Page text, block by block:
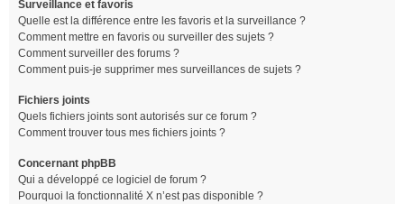
Surveillance et favoris
Quelle est la différence entre les favoris et la surveillance ?
Comment mettre en favoris ou surveiller des sujets ?
Comment surveiller des forums ?
Comment puis-je supprimer mes surveillances de sujets ?
Fichiers joints
Quels fichiers joints sont autorisés sur ce forum ?
Comment trouver tous mes fichiers joints ?
Concernant phpBB
Qui a développé ce logiciel de forum ?
Pourquoi la fonctionnalité X n’est pas disponible ?